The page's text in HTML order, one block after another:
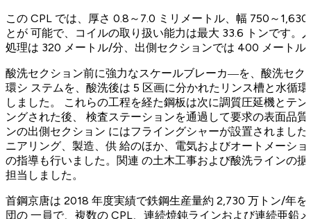
この CPL では、厚さ 0.8～7.0 ミリメートル、幅 750～
とが 可能で、コイルの取り扱い能力は最大 33.6 トンです。
処理は 320 メートル/分、出側セクションでは 400 メートル
酸洗セクション前に強力なスケールブレーカ―を、酸洗セク
環シ ステムを、酸洗後は 5 区画に分かれたリンス槽と水循
しました。 これらの工程を経た鋼板は次に調質圧延機とテ
ングされた後、 検査ステーションを通過して要求の表面品
ンの出側セクション にはフライングシャーが設置されまし
ニアリング、製造、供 給のほか、電気およびオートメーシ
の指導も行いました。関連 の土木工事および酸洗ラインの
担当しました。
首鋼京唐は 2018 年度実績で鉄鋼生産量約 2,730 万トン/年
団の 一員で、複数の CPL、連続焼鈍ラインおよび連続亜鉛